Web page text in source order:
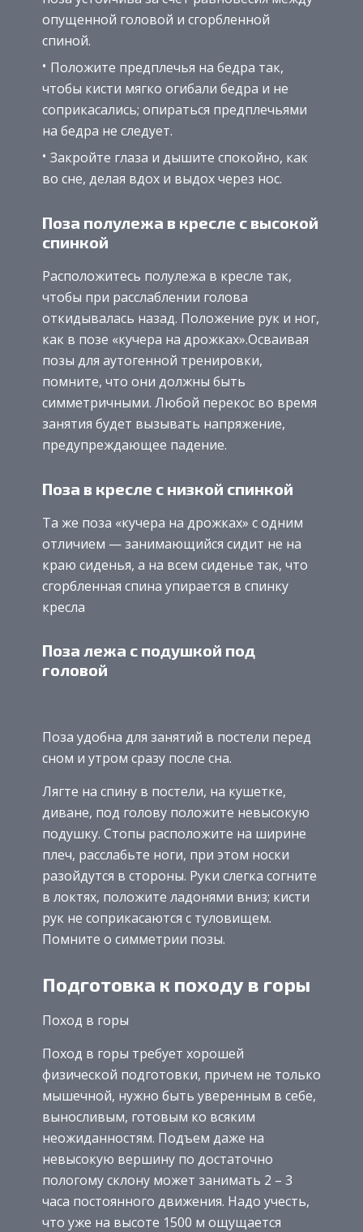
опущенной головой и сгорбленной
спиной.
Положите предплечья на бедра так,
чтобы кисти мягко огибали бедра и не
соприкасались; опираться предплечьями
на бедра не следует.
Закройте глаза и дышите спокойно, как
во сне, делая вдох и выдох через нос.
Поза полулежа в кресле с высокой
спинкой
Расположитесь полулежа в кресле так,
чтобы при расслаблении голова
откидывалась назад. Положение рук и ног,
как в позе «кучера на дрожках».Осваивая
позы для аутогенной тренировки,
помните, что они должны быть
симметричными. Любой перекос во время
занятия будет вызывать напряжение,
предупреждающее падение.
Поза в кресле с низкой спинкой
Та же поза «кучера на дрожках» с одним
отличием — занимающийся сидит не на
краю сиденья, а на всем сиденье так, что
сгорбленная спина упирается в спинку
кресла
Поза лежа с подушкой под
головой
Поза удобна для занятий в постели перед
сном и утром сразу после сна.
Лягте на спину в постели, на кушетке,
диване, под голову положите невысокую
подушку. Стопы расположите на ширине
плеч, расслабьте ноги, при этом носки
разойдутся в стороны. Руки слегка согните
в локтях, положите ладонями вниз; кисти
рук не соприкасаются с туловищем.
Помните о симметрии позы.
Подготовка к походу в горы
Поход в горы
Поход в горы требует хорошей
физической подготовки, причем не только
мышечной, нужно быть уверенным в себе,
выносливым, готовым ко всяким
неожиданностям. Подъем даже на
невысокую вершину по достаточно
пологому склону может занимать 2 – 3
часа постоянного движения. Надо учесть,
что уже на высоте 1500 м ощущается